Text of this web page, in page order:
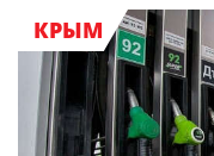
КРЫМ